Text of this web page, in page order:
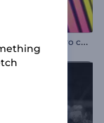
V
isualizador de Música Retro com Cassetes